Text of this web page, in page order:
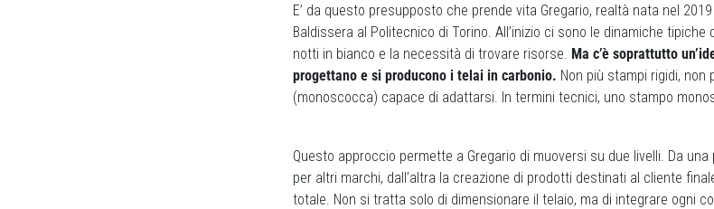
E’ da questo presupposto che prende vita Gregario, realtà nata nel
Baldissera al Politecnico di Torino. All’inizio ci sono le dinamiche
notti in bianco e la necessità di trovare risorse. Ma c’è soprattutto
progettano e si producono i telai in carbonio. Non più stampi rigidi,
(monoscocca) capace di adattarsi. In termini tecnici, uno stampo
Questo approccio permette a Gregario di muoversi su due livelli. Da
per altri marchi, dall’altra la creazione di prodotti destinati al cliente
totale. Non si tratta solo di dimensionare il telaio, ma di integrare ogni